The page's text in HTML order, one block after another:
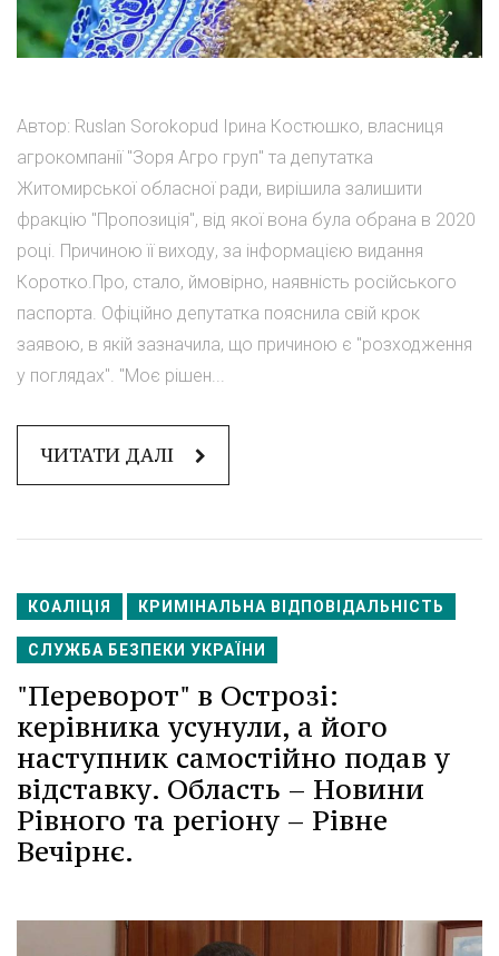
Автор: Ruslan Sorokopud Ірина Костюшко, власниця
агрокомпанії "Зоря Агро груп" та депутатка
Житомирської обласної ради, вирішила залишити
фракцію "Пропозиція", від якої вона була обрана в 2020
році. Причиною її виходу, за інформацією видання
Коротко.Про, стало, ймовірно, наявність російського
паспорта. Офіційно депутатка пояснила свій крок
заявою, в якій зазначила, що причиною є "розходження
у поглядах". "Моє рішен...
ЧИТАТИ ДАЛІ
КОАЛІЦІЯ КРИМІНАЛЬНА ВІДПОВІДАЛЬНІСТЬ
СЛУЖБА БЕЗПЕКИ УКРАЇНИ
"Переворот" в Острозі:
керівника усунули, а його
наступник самостійно подав у
відставку. Область – Новини
Рівного та регіону – Рівне
Вечірнє.